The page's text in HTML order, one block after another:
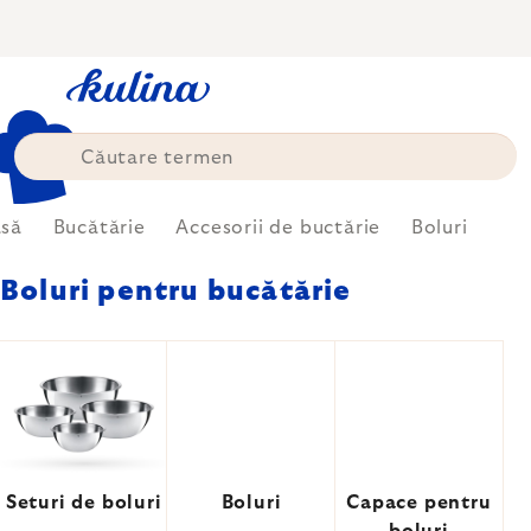
Bucătărie Accesorii de buctărie Boluri
Boluri pentru bucătărie
Seturi de boluri Boluri
Capace pentru